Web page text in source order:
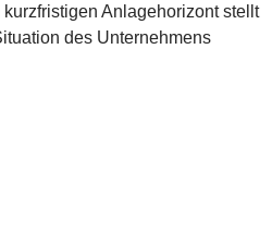
Anlagehorizont stellt
des Unternehmens